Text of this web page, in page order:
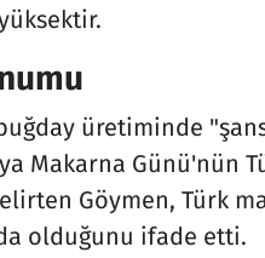
üretiminde
Makarna Günü'nün
Göymen, Türk
olduğunu ifade etti.